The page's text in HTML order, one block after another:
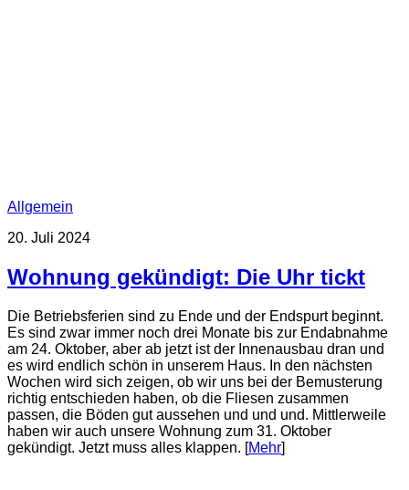
Allgemein
20. Juli 2024
Wohnung gekündigt: Die Uhr tickt
Die Betriebsferien sind zu Ende und der Endspurt beginnt.
Es sind zwar immer noch drei Monate bis zur Endabnahme
am 24. Oktober, aber ab jetzt ist der Innenausbau dran und
es wird endlich schön in unserem Haus. In den nächsten
Wochen wird sich zeigen, ob wir uns bei der Bemusterung
richtig entschieden haben, ob die Fliesen zusammen
passen, die Böden gut aussehen und und und. Mittlerweile
haben wir auch unsere Wohnung zum 31. Oktober
gekündigt. Jetzt muss alles klappen. [Mehr]